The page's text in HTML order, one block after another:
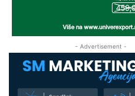
- Advertisement -